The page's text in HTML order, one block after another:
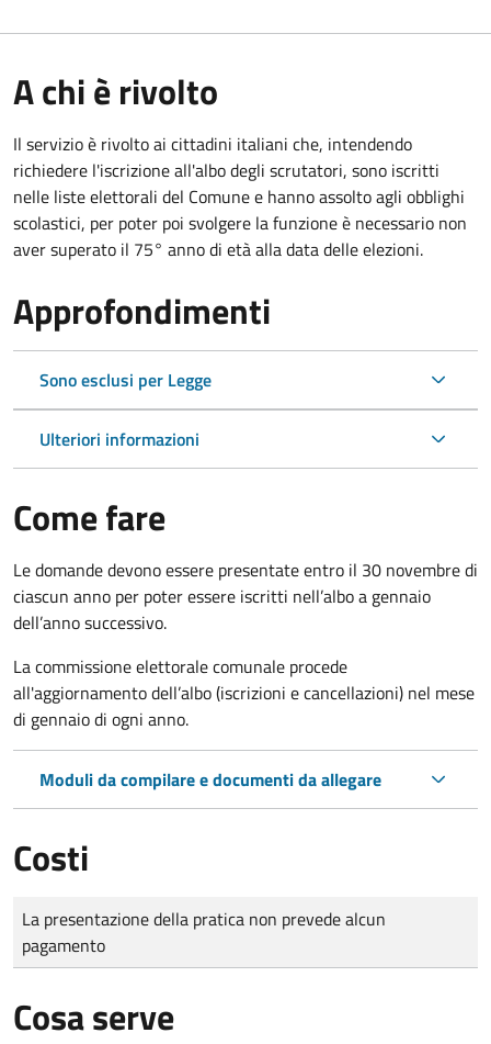
A chi è rivolto
Il servizio è rivolto ai cittadini italiani che, intendendo
richiedere l'iscrizione all'albo degli scrutatori, sono iscritti
nelle liste elettorali del Comune e hanno assolto agli obblighi
scolastici, per poter poi svolgere la funzione è necessario non
aver superato il 75° anno di età alla data delle elezioni.
Approfondimenti
Sono esclusi per Legge
Ulteriori informazioni
Come fare
Le domandedevono essere presentate entro il 30 novembre di
ciascun anno per poter essere iscritti nell’albo a gennaio
dell’anno successivo.
La commissione elettorale comunale procede
all'aggiornamento dell’albo (iscrizioni e cancellazioni) nel mese
di gennaio di ogni anno.
Moduli da compilare e documenti da allegare
Costi
Tipo di pagamento
Importo
La presentazione della pratica non prevede alcun
pagamento
Cosa serve